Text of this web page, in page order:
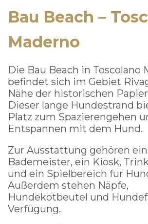
Bau Beach –
Maderno
Die Bau Beach in Toscolano
befindet sich im Gebiet
Nähe der historischen
Dieser lange Hundestrand
Platz zum Spazierengehen
Entspannen mit dem Hund.
Zur Ausstattung gehören ein
Bademeister, ein Kiosk,
und ein Spielbereich für
Außerdem stehen Näpfe,
Hundekotbeutel und
Verfügung.